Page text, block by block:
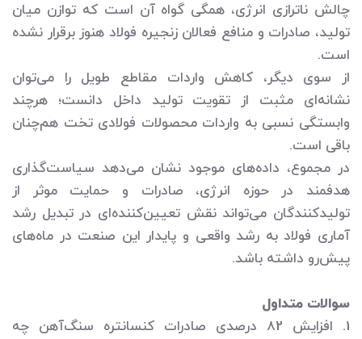
چالش ناترازی انرژی، همگی گواه آن است که توازن میان
تولید، صادرات و منافع فعالان زنجیره فولاد هنوز برقرار نشده
است.
از سوی دیگر، کاهش واردات مقاطع طویل را می‌توان
نشانه‌ای مثبت از تقویت تولید داخل دانست؛ هرچند
وابستگی نسبی به واردات محصولات فولادی تخت هم‌چنان
باقی است.
در مجموع، داده‌های موجود نشان می‌دهد سیاست‌گذاری
هدفمند در حوزه انرژی، صادرات و حمایت موثر از
تولیدکنندگان می‌تواند نقش تعیین‌کننده‌ای در تبدیل رشد
آماری فولاد به رشد واقعی و پایدار این صنعت در ماه‌های
پیش‌رو داشته باشد.
سوالات متداول
1. افزایش 82 درصدی صادرات کنسانتره سنگ‌آهن چه